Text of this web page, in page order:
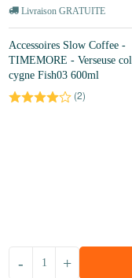
Livraison GRATUITE
Accessoires Slow Coffee -
TIMEMORE - Verseuse
cygne Fish03 600ml
(2)
+
-